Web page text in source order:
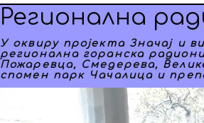
Регионална
У оквиру пројекта Значај и
регионална горанска
Пожаревца, Смедерева,
спомен парк Чачалица и